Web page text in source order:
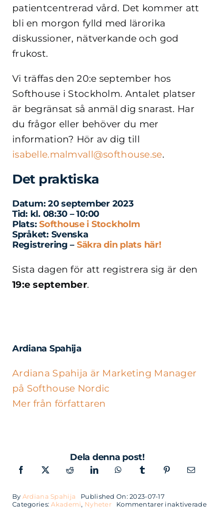
patientcentrerad vård. Det kommer att
bli en morgon fylld med lärorika
diskussioner, nätverkande och god
frukost.
Vi träffas den 20:e september hos
Softhouse i Stockholm. Antalet platser
är begränsat så anmäl dig snarast. Har
du frågor eller behöver du mer
information? Hör av dig till
isabelle.malmvall@softhouse.se.
Det praktiska
Datum: 20 september 2023
Tid: kl. 08:30 – 10:00
Plats:Softhouse i Stockholm
Språket: Svenska
Registrering – Säkra din plats här!
Sista dagen för att registrera sig är den
19:e september.
Ardiana Spahija
Ardiana Spahija är Marketing Manager
på Softhouse Nordic
Mer från författaren
Dela denna post!
By Ardiana Spahija
Published On: 2023-07-17
Categories:Akademi, Nyheter Kommentarer inaktiveradeför